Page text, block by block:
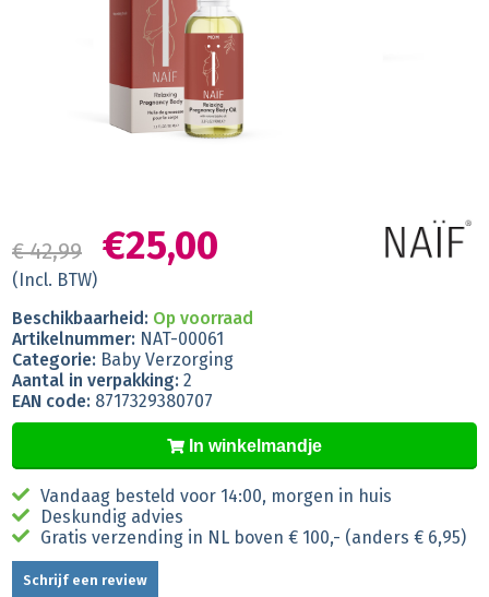
€ 42,99 €25,00
(Incl. BTW)
Beschikbaarheid: Op voorraad
Artikelnummer: NAT-00061
Categorie: Baby Verzorging
Aantal in verpakking: 2
EAN code: 8717329380707
In winkelmandje
Vandaag besteld voor 14:00, morgen in huis
Deskundig advies
Gratis verzending in NL boven € 100,- (anders € 6,95)
Schrijf een review